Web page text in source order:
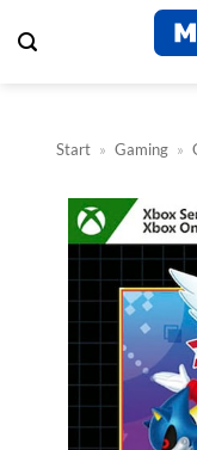
Inhalt
Start » Gaming »